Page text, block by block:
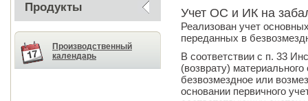
Продукты
Производственный
календарь
Учет ОС и ИК на
Реализован учет
переданных в
В соответствии с п. 33
(возврату)
безвозмездное или
основании первичного